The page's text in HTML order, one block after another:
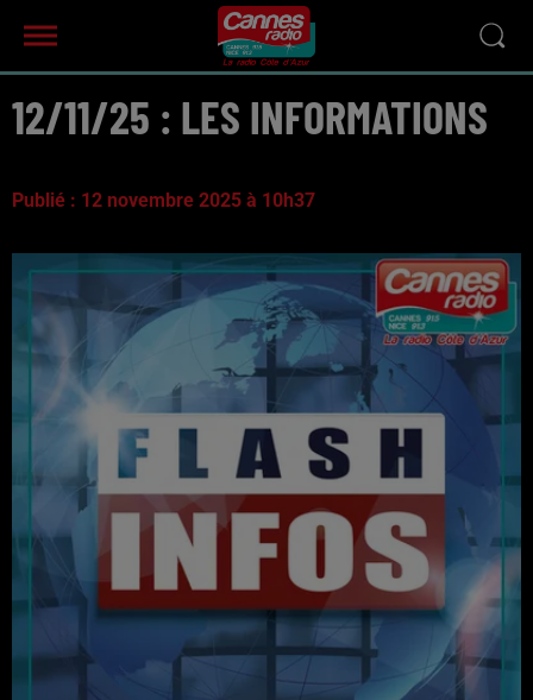
12/11/25 : LES INFORMATIONS
Publié : 12 novembre 2025 à 10h37